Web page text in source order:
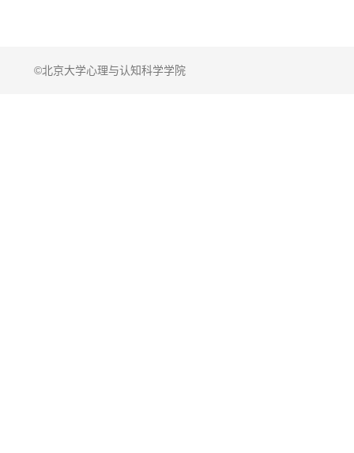
©北京大学心理与认知科学学院